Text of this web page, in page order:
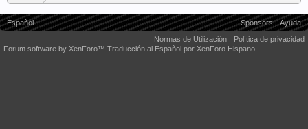
Español Sponsors
Ayuda
Normas de Utilización
Política de privacidad
Forum software by XenForo™ Traducción al Español por XenForo Hispano.